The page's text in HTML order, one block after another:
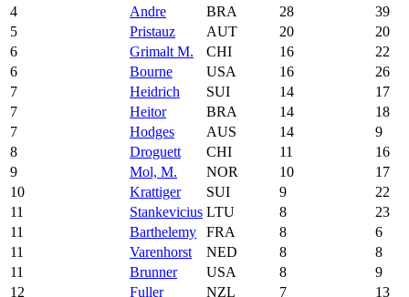
4
Andre BRA 28
39
5
Pristauz AUT 20
20
6
Grimalt M. CHI 16
22
6
Bourne USA 16
26
7
Heidrich SUI 14
17
7
Heitor BRA 14
18
7
Hodges AUS 14
9
8
Droguett CHI 11
16
9
Mol, M. NOR 10
17
10
Krattiger SUI 9
22
11
Stankevicius LTU 8
23
11
Barthelemy FRA 8
6
11
Varenhorst NED 8
8
11
Brunner USA 8
9
12
Fuller NZL 7
13